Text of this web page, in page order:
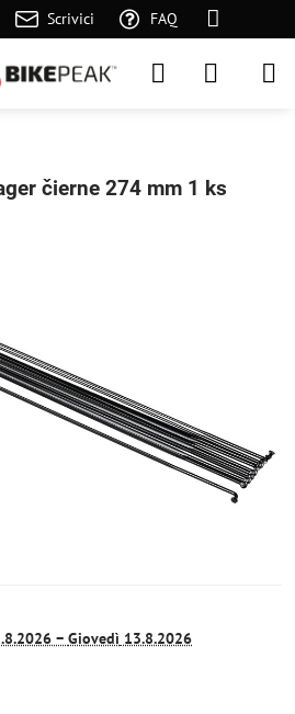
Scrivici FAQ
čierne 274 mm 1 ks
− Giovedì 13.8.2026